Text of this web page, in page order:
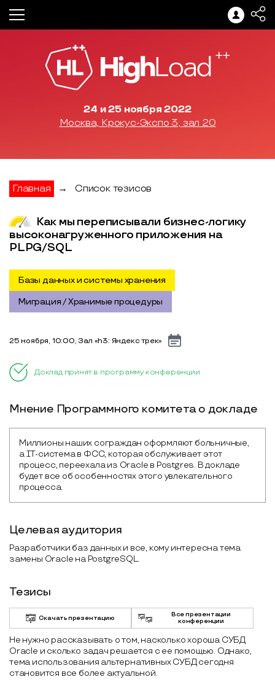
24 и 25 ноября 2022
Москва, Крокус-Экспо 3, зал 20
Главная → Список тезисов
Как мы переписывали бизнес-логику
высоконагруженного приложения на
PLPG/SQL
Базы данных и системы хранения
Миграция / Хранимые процедуры
25 ноября, 10:00, Зал «h3: Яндекс трек»
Доклад принят в программу конференции
Мнение Программного комитета о докладе
Миллионы наших сограждан оформляют больничные,
а IТ-система в ФСС, которая обслуживает этот
процесс, переехала из Oracle в Postgres. В докладе
будет все об особенностях этого увлекательного
процесса.
Целевая аудитория
Разработчики баз данных и все, кому интересна тема
замены Oracle на PostgreSQL.
Тезисы
Скачать презентацию
Все презентации
конференции
Не нужно рассказывать о том, насколько хороша СУБД
Oracle и сколько задач решается с ее помощью. Однако,
тема использования альтернативных СУБД сегодня
становится все более актуальной.